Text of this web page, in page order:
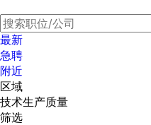
最新
急聘
附近
区域
技术生产质量
筛选